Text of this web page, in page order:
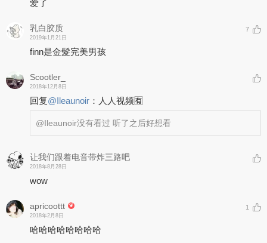
爱了
乳白胶质
2019年1月21日
7
finn是金髮完美男孩
Scootler_
2018年12月8日
回复@Ileaunoir ： 人人视频🈶️
@Ileaunoir没有看过 听了之后好想看
让我们跟着电音带炸三路吧
2018年8月28日
wow
apricoottt
2018年2月8日
1
哈哈哈哈哈哈哈哈